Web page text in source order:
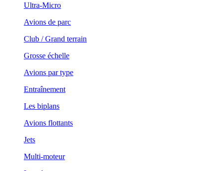
Ultra-Micro
Avions de parc
Club / Grand terrain
Grosse échelle
Avions par type
Entraînement
Les biplans
Avions flottants
Jets
Multi-moteur